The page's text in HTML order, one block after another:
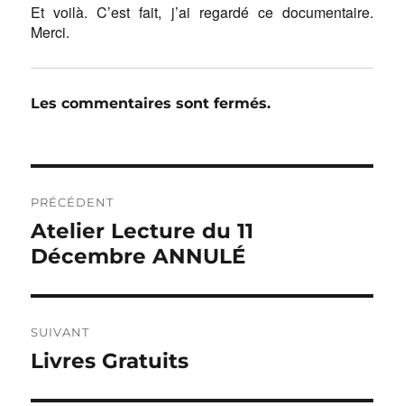
Et voilà. C’est fait, j’ai regardé ce documentaire.
Merci.
Les commentaires sont fermés.
Navigation
de
l’article
PRÉCÉDENT
Publication
précédente :
Atelier Lecture du 11
Décembre ANNULÉ
SUIVANT
Publication
Livres Gratuits